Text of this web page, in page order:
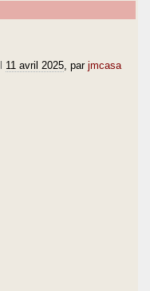
11 avril 2025 , par jmcasa